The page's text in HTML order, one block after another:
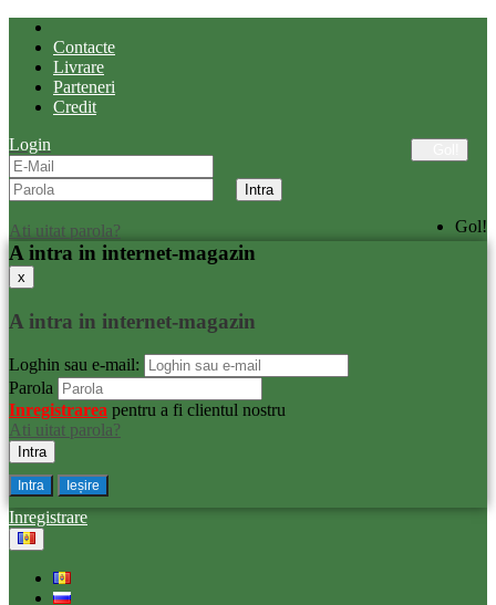
Contacte
Livrare
Parteneri
Credit
Gol!
Login
Ati uitat parola?
A intra in internet-magazin
x
A intra in internet-magazin
Loghin sau e-mail:
Parola
Inregistrarea pentru a fi clientul nostru
Ati uitat parola?
Intra Ieșire
Inregistrare